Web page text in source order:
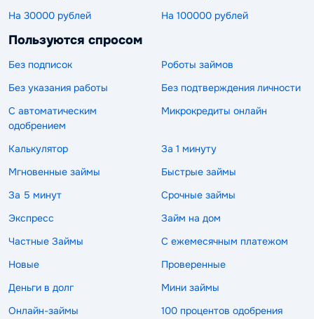
На 30000 рублей
На 100000 рублей
Пользуются спросом
Без подписок
Роботы займов
Без указания работы
Без подтверждения личности
С автоматическим
одобрением
Микрокредиты онлайн
Калькулятор
За 1 минуту
Мгновенные займы
Быстрые займы
За 5 минут
Срочные займы
Экспресс
Займ на дом
Частные Займы
С ежемесячным платежом
Новые
Проверенные
Деньги в долг
Мини займы
Онлайн-займы
100 процентов одобрения